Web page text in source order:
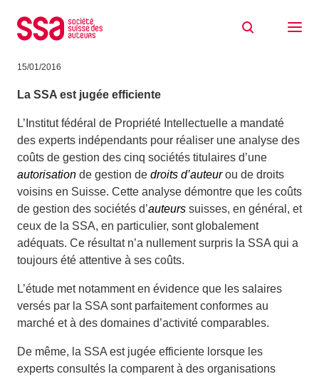
adéquats
15/01/2016
La SSA est jugée efficiente
L’Institut fédéral de Propriété Intellectuelle a mandaté
des experts indépendants pour réaliser une analyse des
coûts de gestion des cinq sociétés titulaires d’une
autorisation de gestion de droits d’auteurou de droits
voisins en Suisse. Cette analyse démontre que les coûts
de gestion des sociétés d’auteurs suisses, en général, et
ceux de la SSA, en particulier, sont globalement
adéquats. Ce résultat n’a nullement surpris la SSA qui a
toujours été attentive à ses coûts.
L’étude met notamment en évidence que les salaires
versés par la SSA sont parfaitement conformes au
marché et à des domaines d’activité comparables.
De même, la SSA est jugée efficiente lorsque les
experts consultés la comparent à des organisations